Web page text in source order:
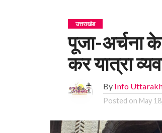
उत्तराखंड
पूजा-अर्चना
कर यात्रा
By Info
Posted on May